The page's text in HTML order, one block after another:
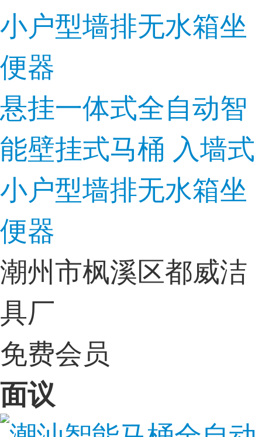
悬挂一体式全自动智
能壁挂式马桶 入墙式
小户型墙排无水箱坐
便器
潮州市枫溪区都威洁
具厂
免费会员
面议